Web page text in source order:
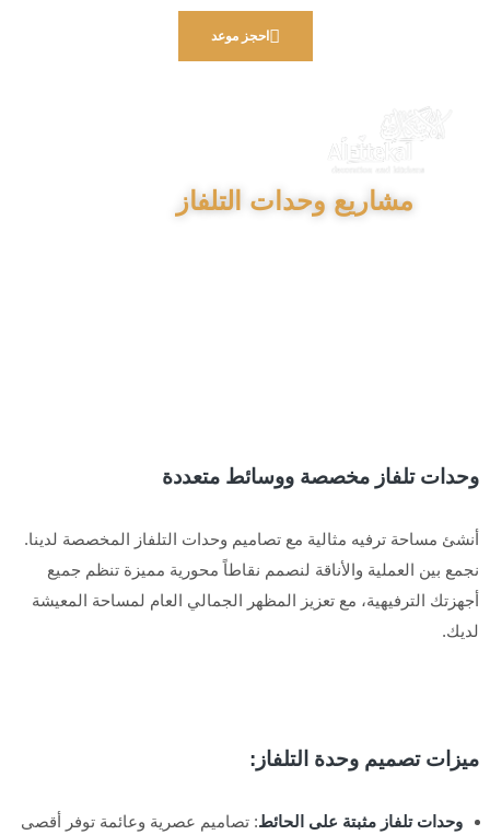
احجز موعد
مشاريع وحدات التلفاز
وحدات تلفاز مخصصة ووسائط متعددة
أنشئ مساحة ترفيه مثالية مع تصاميم وحدات التلفاز المخصصة لدينا.
نجمع بين العملية والأناقة لنصمم نقاطاً محورية مميزة تنظم جميع
أجهزتك الترفيهية، مع تعزيز المظهر الجمالي العام لمساحة المعيشة
لديك.
ميزات تصميم وحدة التلفاز:
وحدات تلفاز مثبتة على الحائط: تصاميم عصرية وعائمة توفر أقصى